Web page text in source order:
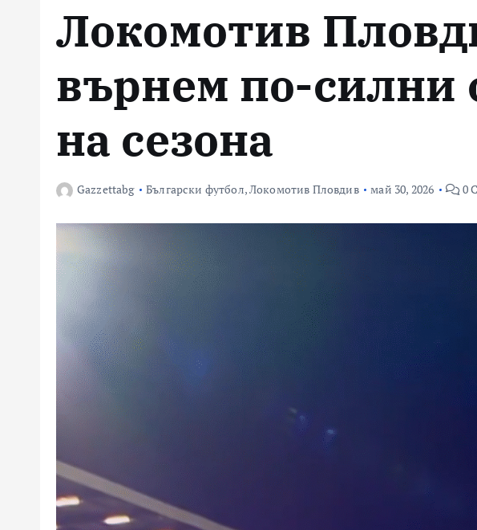
Локомотив
върнем по-силни
на сезона
Gazzettabg Български футбол,Локомотив Пловдив май 30, 2026 0